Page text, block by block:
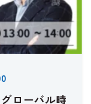
ローバル時